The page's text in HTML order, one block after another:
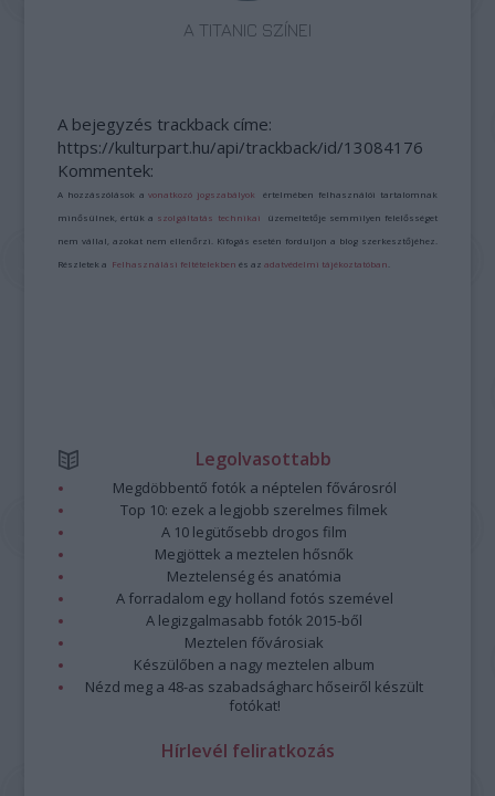
A TITANIC SZÍNEI
A bejegyzés trackback címe:
https://kulturpart.hu/api/trackback/id/13084176
Kommentek:
A hozzászólások avonatkozó jogszabályok értelmében felhasználói tartalomnak
minősülnek, értük a szolgáltatás technikai üzemeltetője semmilyen felelősséget
nem vállal, azokat nem ellenőrzi. Kifogás esetén forduljon a blog szerkesztőjéhez.
Részletek a Felhasználási feltételekben és azadatvédelmi tájékoztatóban
Legolvasottabb
Megdöbbentő fotók a néptelen fővárosról
Top 10: ezek a legjobb szerelmes filmek
A 10 legütősebb drogos film
Megjöttek a meztelen hősnők
Meztelenség és anatómia
A forradalom egy holland fotós szemével
A legizgalmasabb fotók 2015-ből
Meztelen fővárosiak
Készülőben a nagy meztelen album
Nézd meg a 48-as szabadságharc hőseiről készült
fotókat!
Hírlevél feliratkozás